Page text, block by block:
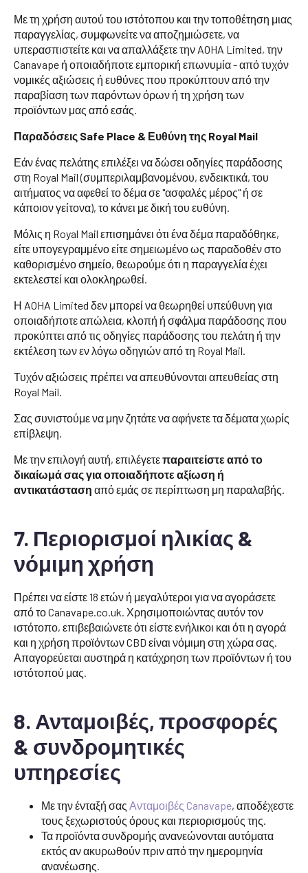
Με τη χρήση αυτού του ιστότοπου και την τοποθέτηση μιας
παραγγελίας, συμφωνείτε να αποζημιώσετε, να
υπερασπιστείτε και να απαλλάξετε την AOHA Limited, την
Canavape ή οποιαδήποτε εμπορική επωνυμία - από τυχόν
νομικές αξιώσεις ή ευθύνες που προκύπτουν από την
παραβίαση των παρόντων όρων ή τη χρήση των
προϊόντων μας από εσάς.
Παραδόσεις Safe Place & Ευθύνη της Royal Mail
Εάν ένας πελάτης επιλέξει να δώσει οδηγίες παράδοσης
στη Royal Mail (συμπεριλαμβανομένου, ενδεικτικά, του
αιτήματος να αφεθεί το δέμα σε "ασφαλές μέρος" ή σε
κάποιον γείτονα), το κάνει με δική του ευθύνη.
Μόλις η Royal Mail επισημάνει ότι ένα δέμα παραδόθηκε,
είτε υπογεγραμμένο είτε σημειωμένο ως παραδοθέν στο
καθορισμένο σημείο, θεωρούμε ότι η παραγγελία έχει
εκτελεστεί και ολοκληρωθεί.
Η AOHA Limited δεν μπορεί να θεωρηθεί υπεύθυνη για
οποιαδήποτε απώλεια, κλοπή ή σφάλμα παράδοσης που
προκύπτει από τις οδηγίες παράδοσης του πελάτη ή την
εκτέλεση των εν λόγω οδηγιών από τη Royal Mail.
Τυχόν αξιώσεις πρέπει να απευθύνονται απευθείας στη
Royal Mail.
Σας συνιστούμε να μην ζητάτε να αφήνετε τα δέματα χωρίς
επίβλεψη.
Με την επιλογή αυτή, επιλέγετεπαραιτείστε από το
δικαίωμά σας για οποιαδήποτε αξίωση ή
αντικατάσταση από εμάς σε περίπτωση μη παραλαβής.
7. Περιορισμοί ηλικίας &
νόμιμη χρήση
Πρέπει να είστε 18 ετών ή μεγαλύτεροι για να αγοράσετε
από το Canavape.co.uk. Χρησιμοποιώντας αυτόν τον
ιστότοπο, επιβεβαιώνετε ότι είστε ενήλικοι και ότι η αγορά
και η χρήση προϊόντων CBD είναι νόμιμη στη χώρα σας.
Απαγορεύεται αυστηρά η κατάχρηση των προϊόντων ή του
ιστότοπού μας.
8. Ανταμοιβές, προσφορές
& συνδρομητικές
υπηρεσίες
Με την ένταξή σας Ανταμοιβές Canavape, αποδέχεστε
τους ξεχωριστούς όρους και περιορισμούς της.
Τα προϊόντα συνδρομής ανανεώνονται αυτόματα
εκτός αν ακυρωθούν πριν από την ημερομηνία
ανανέωσης.